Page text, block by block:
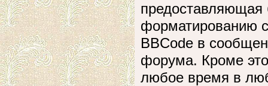
предоставляющая
форматированию
BBCode в
форума. Кроме
любое время в